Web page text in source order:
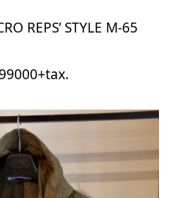
REPS’ STYLE M-65